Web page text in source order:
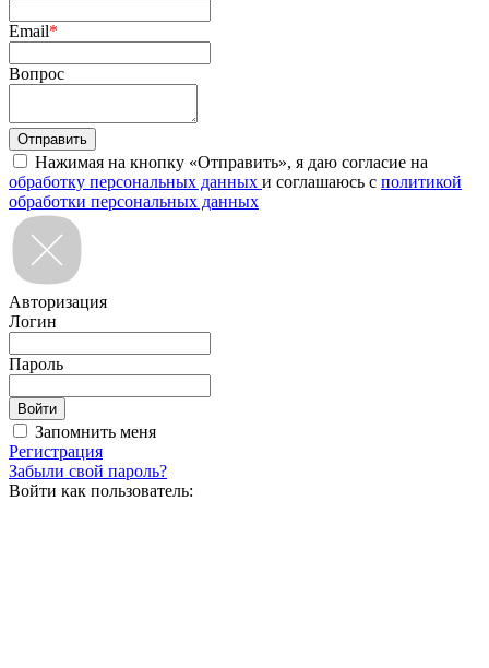
Email*
Вопрос
Нажимая на кнопку «Отправить», я даю согласие на
обработку персональных данных и соглашаюсь с политикой
обработки персональных данных
Авторизация
Логин
Пароль
Запомнить меня
Регистрация
Забыли свой пароль?
Войти как пользователь: